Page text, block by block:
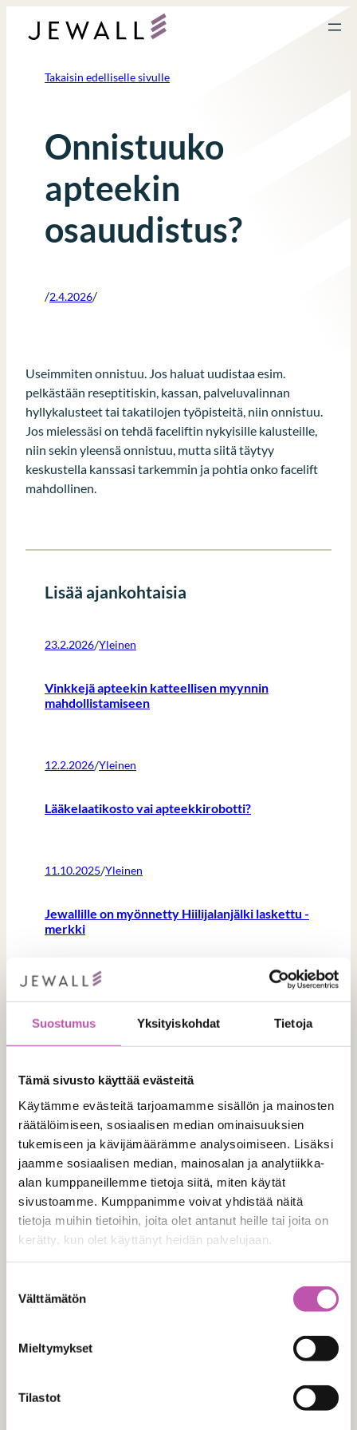
Suostumus Yksityiskohdat Tietoja
Tämä sivusto käyttää evästeitä
Käytämme evästeitä tarjoamamme sisällön ja mainosten
räätälöimiseen, sosiaalisen median ominaisuuksien
tukemiseen ja kävijämäärämme analysoimiseen. Lisäksi
jaamme sosiaalisen median, mainosalan ja analytiikka-
alan kumppaneillemme tietoja siitä, miten käytät
sivustoamme. Kumppanimme voivat yhdistää näitä
tietoja muihin tietoihin, joita olet antanut heille tai joita on
kerätty, kun olet käyttänyt heidän palvelujaan.
valinta
Välttämätön
Mieltymykset
Tilastot
sisältöön
Takaisin edelliselle sivulle
Onnistuuko
apteekin
osauudistus?
/2.4.2026/
Useimmiten onnistuu. Jos haluat uudistaa esim.
pelkästään reseptitiskin, kassan, palveluvalinnan
hyllykalusteet tai takatilojen työpisteitä, niin onnistuu.
Jos mielessäsi on tehdä faceliftin nykyisille kalusteille,
niin sekin yleensä onnistuu, mutta siitä täytyy
keskustella kanssasi tarkemmin ja pohtia onko facelift
mahdollinen.
Lisää ajankohtaisia
23.2.2026/Yleinen
Vinkkejä apteekin katteellisen myynnin
mahdollistamiseen
12.2.2026/Yleinen
Lääkelaatikosto vai apteekkirobotti?
11.10.2025/Yleinen
Jewallille on myönnetty Hiilijalanjälki laskettu -
merkki
20.8.2025/
Miksi henkilökunta kannattaa ottaa mukaan
apteekin kalustesuunnitteluun? 3 vinkkiä tiimin
Y-tunnus: 2113585-2